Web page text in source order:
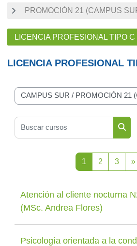
PROMOCIÓN 21 (CAMPUS
LICENCIA PROFESIONAL TIPO C
LICENCIA PROFESIONAL
Categorías
Buscar cursos
1 Página 1
2Página 2
3 »
Atención al cliente nocturna
(MSc. Andrea Flores)
Psicología orientada a la